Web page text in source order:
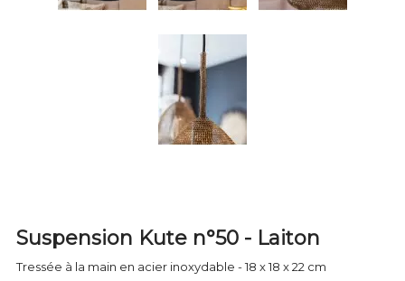
Suspension Kute n°50 - Laiton
Tressée à la main en acier inoxydable - 18 x 18 x 22 cm